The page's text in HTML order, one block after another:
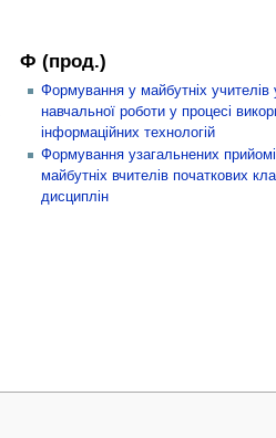
Ф (прод.)
Формування у майбутніх учителів
навчальної роботи у процесі
інформаційних технологій
Формування узагальнених
майбутніх вчителів початкових
дисциплін